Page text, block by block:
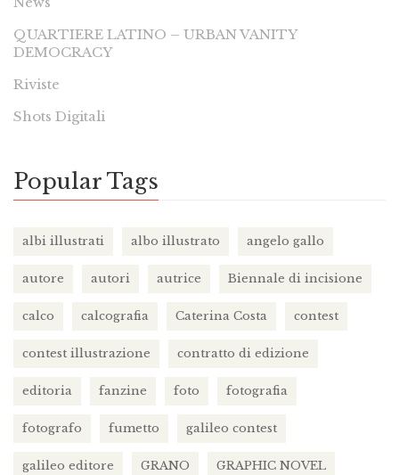
QUARTIERE LATINO – URBAN VANITY
DEMOCRACY
Riviste
Shots Digitali
Popular Tags
albi illustrati albo illustrato angelo gallo
autore autori autrice Biennale di incisione
calco calcografia Caterina Costa contest
contest illustrazione contratto di edizione
editoria fanzine foto fotografia
fotografo fumetto galileo contest
galileo editore GRANO GRAPHIC NOVEL